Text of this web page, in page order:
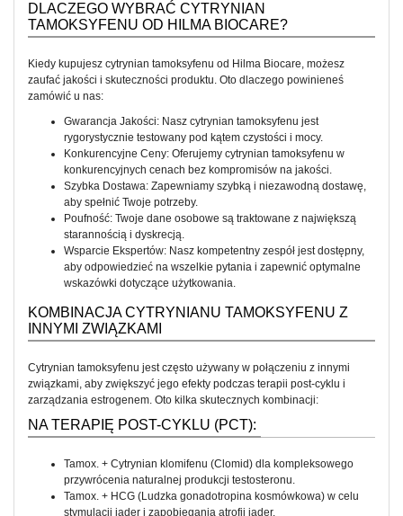
DLACZEGO WYBRAĆ CYTRYNIAN
TAMOKSYFENU OD HILMA BIOCARE?
Kiedy kupujesz cytrynian tamoksyfenu od Hilma Biocare, możesz
zaufać jakości i skuteczności produktu. Oto dlaczego powinieneś
zamówić u nas:
Gwarancja Jakości: Nasz cytrynian tamoksyfenu jest
rygorystycznie testowany pod kątem czystości i mocy.
Konkurencyjne Ceny: Oferujemy cytrynian tamoksyfenu w
konkurencyjnych cenach bez kompromisów na jakości.
Szybka Dostawa: Zapewniamy szybką i niezawodną dostawę,
aby spełnić Twoje potrzeby.
Poufność: Twoje dane osobowe są traktowane z największą
starannością i dyskrecją.
Wsparcie Ekspertów: Nasz kompetentny zespół jest dostępny,
aby odpowiedzieć na wszelkie pytania i zapewnić optymalne
wskazówki dotyczące użytkowania.
KOMBINACJA CYTRYNIANU TAMOKSYFENU Z
INNYMI ZWIĄZKAMI
Cytrynian tamoksyfenu jest często używany w połączeniu z innymi
związkami, aby zwiększyć jego efekty podczas terapii post-cyklu i
zarządzania estrogenem. Oto kilka skutecznych kombinacji:
NA TERAPIĘ POST-CYKLU (PCT):
Tamox. + Cytrynian klomifenu (Clomid) dla kompleksowego
przywrócenia naturalnej produkcji testosteronu.
Tamox. + HCG (Ludzka gonadotropina kosmówkowa) w celu
stymulacji jąder i zapobiegania atrofii jąder.